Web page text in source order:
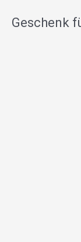
Geschenk